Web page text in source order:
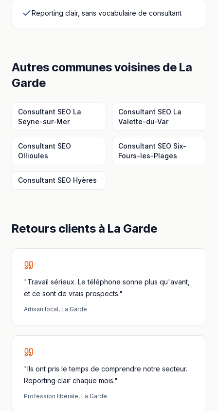
Reporting clair, sans vocabulaire de consultant
Autres communes voisines de La
Garde
Consultant SEO La
Seyne-sur-Mer
Consultant SEO La
Valette-du-Var
Consultant SEO
Ollioules
Consultant SEO Six-
Fours-les-Plages
Consultant SEO Hyères
Retours clients à La Garde
"Travail sérieux. Le téléphone sonne plus qu'avant,
et ce sont de vrais prospects."
Artisan local, La Garde
"Ils ont pris le temps de comprendre notre secteur.
Reporting clair chaque mois."
Profession libérale, La Garde